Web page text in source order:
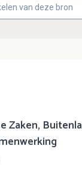
van deze bron
Zaken,